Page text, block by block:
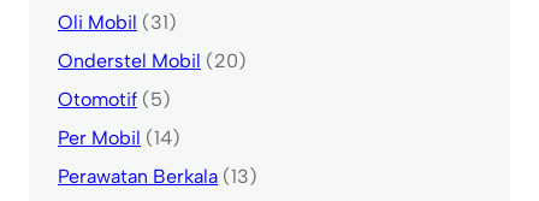
Oli Mobil (31)
Onderstel Mobil (20)
Otomotif (5)
Per Mobil (14)
Perawatan Berkala (13)